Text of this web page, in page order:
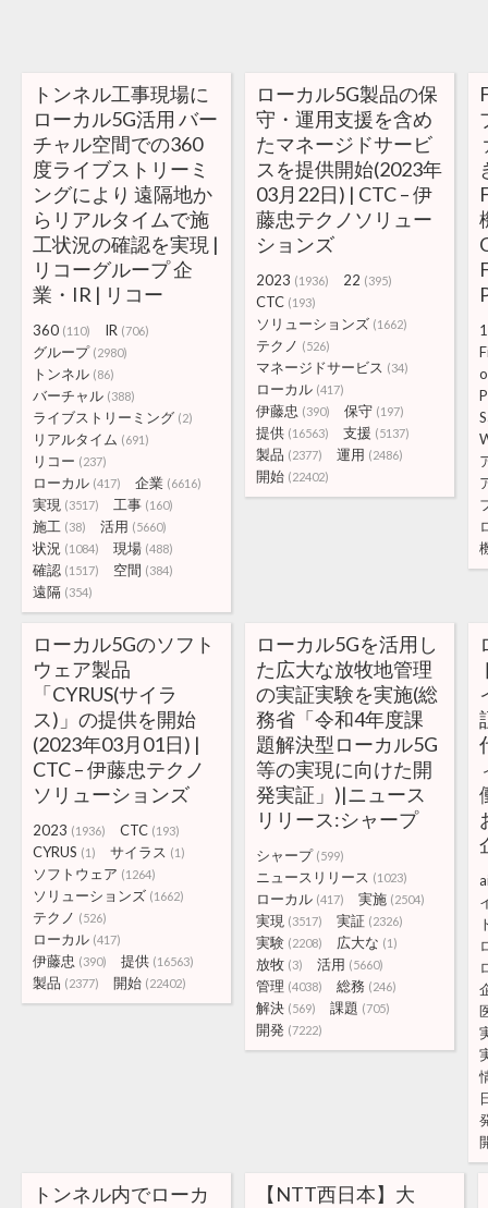
トンネル工事現場に
ローカル5G活用 バー
チャル空間での360
度ライブストリーミ
ングにより 遠隔地か
らリアルタイムで施
工状況の確認を実現 |
リコーグループ 企
業・IR | リコー
360 (110) IR (706)
グループ (2980)
トンネル (86)
バーチャル (388)
ライブストリーミング (2)
リアルタイム (691)
リコー (237)
ローカル (417) 企業 (6616)
実現 (3517) 工事 (160)
施工 (38) 活用 (5660)
状況 (1084) 現場 (488)
確認 (1517) 空間 (384)
遠隔 (354)
ローカル5G製品の保
守・運用支援を含め
たマネージドサービ
スを提供開始(2023年
03月22日) | CTC – 伊
藤忠テクノソリュー
ションズ
2023 (1936) 22 (395)
CTC (193)
ソリューションズ (1662)
テクノ (526)
マネージドサービス (34)
ローカル (417)
伊藤忠 (390) 保守 (197)
提供 (16563) 支援 (5137)
製品 (2377) 運用 (2486)
開始 (22402)
ローカル5Gのソフト
ウェア製品
「CYRUS(サイラ
ス)」の提供を開始
(2023年03月01日) |
CTC – 伊藤忠テクノ
ソリューションズ
2023 (1936) CTC (193)
CYRUS (1) サイラス (1)
ソフトウェア (1264)
ソリューションズ (1662)
テクノ (526)
ローカル (417)
伊藤忠 (390) 提供 (16563)
製品 (2377) 開始 (22402)
ローカル5Gを活用し
た広大な放牧地管理
の実証実験を実施(総
務省「令和4年度課
題解決型ローカル5G
等の実現に向けた開
発実証」)|ニュース
リリース:シャープ
シャープ (599)
ニュースリリース (1023)
ローカル (417) 実施 (2504)
実現 (3517) 実証 (2326)
実験 (2208) 広大な (1)
放牧 (3) 活用 (5660)
管理 (4038) 総務 (246)
解決 (569) 課題 (705)
開発 (7222)
トンネル内でローカ
【NTT西日本】大